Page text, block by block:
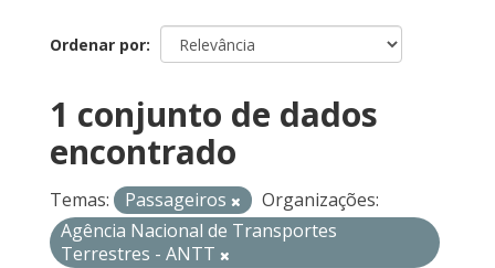
Ordenar por
1 conjunto de dados
encontrado
Temas: Passageiros
Organizações:
Agência Nacional de Transportes
Terrestres - ANTT